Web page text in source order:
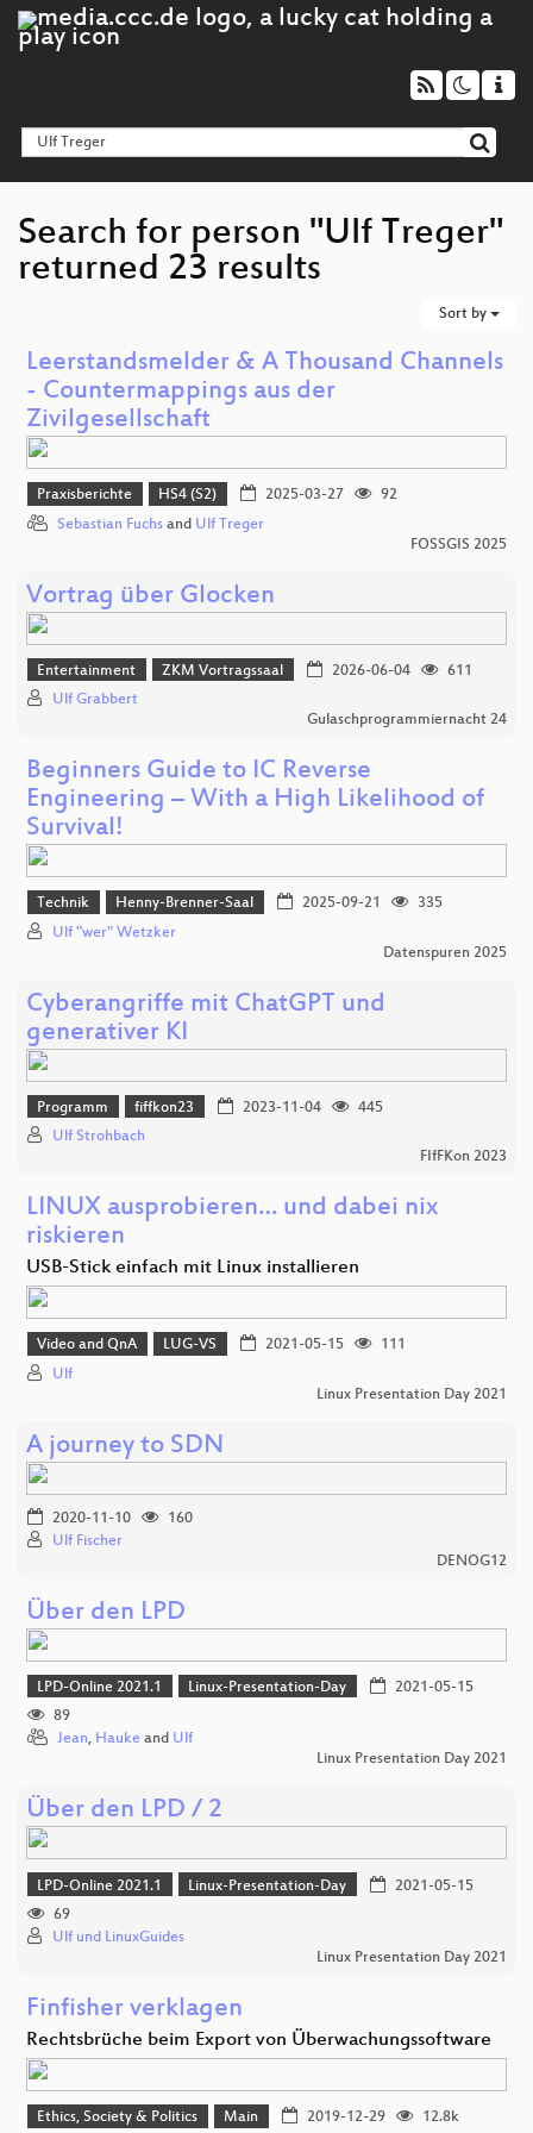
Search for person "Ulf Treger"
returned 23 results
Sort by
Leerstandsmelder & A Thousand Channels
- Countermappings aus der
Zivilgesellschaft
Praxisberichte HS4 (S2) 2025-03-27
92
Sebastian Fuchs and Ulf Treger
FOSSGIS 2025
Vortrag über Glocken
Entertainment ZKM Vortragssaal 2026-06-04
611
Ulf Grabbert
Gulaschprogrammiernacht 24
Beginners Guide to IC Reverse
Engineering – With a High Likelihood of
Survival!
Technik Henny-Brenner-Saal 2025-09-21
335
Ulf "wer" Wetzker
Datenspuren 2025
Cyberangriffe mit ChatGPT und
generativer KI
Programm fiffkon23 2023-11-04
445
Ulf Strohbach
FIfFKon 2023
LINUX ausprobieren… und dabei nix
riskieren
USB-Stick einfach mit Linux installieren
Video and QnA LUG-VS 2021-05-15
111
Ulf
Linux Presentation Day 2021
A journey to SDN
2020-11-10
160
Ulf Fischer
DENOG12
Über den LPD
LPD-Online 2021.1 Linux-Presentation-Day
2021-05-15
89
Jean, Hauke and Ulf
Linux Presentation Day 2021
Über den LPD / 2
LPD-Online 2021.1 Linux-Presentation-Day
2021-05-15
69
Ulf und LinuxGuides
Linux Presentation Day 2021
Finfisher verklagen
Rechtsbrüche beim Export von Überwachungssoftware
Ethics, Society & Politics Main 2019-12-29 12.8k